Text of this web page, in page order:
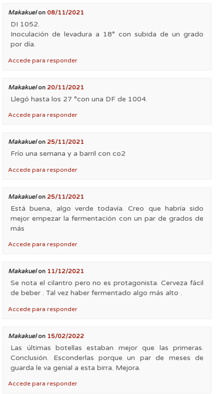
Makakuelon08/11/2021
DI 1052.
Inoculación de levadura a 18° con subida de un grado
por día.
Accede para responder
Makakuelon 20/11/2021
Llegó hasta los 27 °con una DF de 1004.
Accede para responder
Makakuelon 25/11/2021
Frío una semana y a barril con co2
Accede para responder
Makakuelon 25/11/2021
Está buena, algo verde todavía. Creo que habría sido
mejor empezar la fermentación con un par de grados de
más
Accede para responder
Makakuelon 11/12/2021
Se nota el cilantro pero no es protagonista. Cerveza fácil
de beber . Tal vez haber fermentado algo más alto .
Accede para responder
Makakuelon 15/02/2022
Las últimas botellas estaban mejor que las primeras.
Conclusión. Esconderlas porque un par de meses de
guarda le va genial a esta birra. Mejora.
Accede para responder